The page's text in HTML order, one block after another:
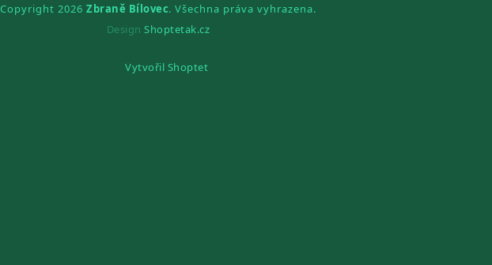
Copyright 2026 Zbraně Bílovec. Všechna práva vyhrazena.
DesignShoptetak.cz
Vytvořil Shoptet